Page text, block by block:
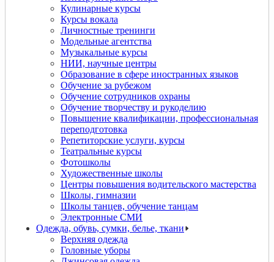
Кулинарные курсы
Курсы вокала
Личностные тренинги
Модельные агентства
Музыкальные курсы
НИИ, научные центры
Образование в сфере иностранных языков
Обучение за рубежом
Обучение сотрудников охраны
Обучение творчеству и рукоделию
Повышение квалификации, профессиональная
переподготовка
Репетиторские услуги, курсы
Театральные курсы
Фотошколы
Художественные школы
Центры повышения водительского мастерства
Школы, гимназии
Школы танцев, обучение танцам
Электронные СМИ
Одежда, обувь, сумки, белье, ткани
Верхняя одежда
Головные уборы